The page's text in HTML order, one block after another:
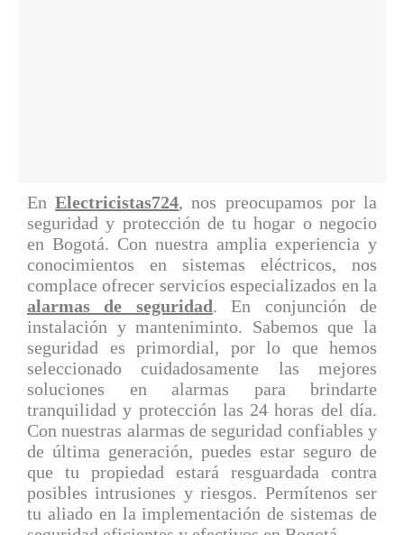
EnElectricistas724, nos preocupamos por la
seguridad y protección de tu hogar o negocio
en Bogotá. Con nuestra amplia experiencia y
conocimientos en sistemas eléctricos, nos
complace ofrecer servicios especializados en la
alarmas de seguridad. En conjunción de
instalación y manteniminto. Sabemos que la
seguridad es primordial, por lo que hemos
seleccionado cuidadosamente las mejores
soluciones en alarmas para brindarte
tranquilidad y protección las 24 horas del día.
Con nuestras alarmas de seguridad confiables y
de última generación, puedes estar seguro de
que tu propiedad estará resguardada contra
posibles intrusiones y riesgos. Permítenos ser
tu aliado en la implementación de sistemas de